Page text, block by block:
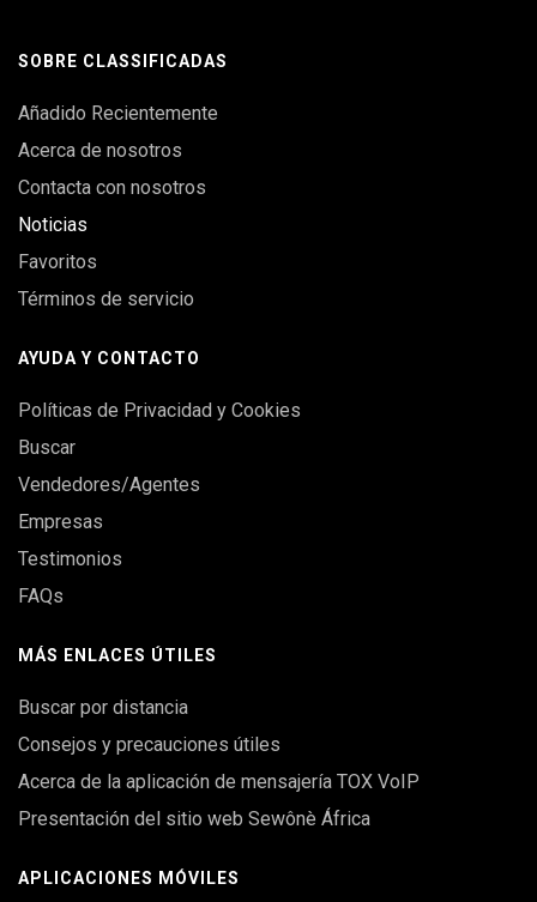
SOBRE CLASSIFICADAS
Añadido Recientemente
Acerca de nosotros
Contacta con nosotros
Noticias
Favoritos
Términos de servicio
AYUDA Y CONTACTO
Políticas de Privacidad y Cookies
Buscar
Vendedores/Agentes
Empresas
Testimonios
FAQs
MÁS ENLACES ÚTILES
Buscar por distancia
Consejos y precauciones útiles
Acerca de la aplicación de mensajería TOX VoIP
Presentación del sitio web Sewônè África
APLICACIONES MÓVILES